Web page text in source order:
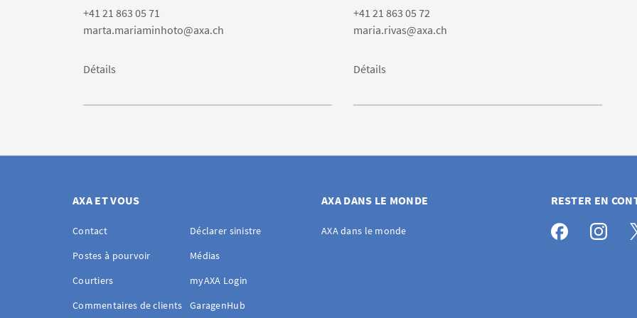
+41 21 863 05 71
marta.mariaminhoto@axa.ch
Détails
+41 21 863 05 72
maria.rivas@axa.ch
Détails
AXA ET VOUS
Contact
Déclarer sinistre
Postes à pourvoir
Médias
Courtiers
myAXA Login
Commentaires de clients
GaragenHub
AXA DANS LE MONDE
AXA dans le monde
RESTER EN